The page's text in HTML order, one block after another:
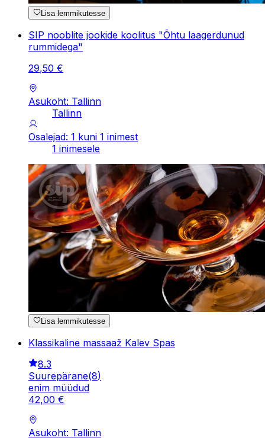
Lisa lemmikutesse
SIP nooblite jookide koolitus "Õhtu laagerdunud
rummidega"
29,50 €
Asukoht: Tallinn
Tallinn
Osalejad: 1 kuni 1 inimest
1 inimesele
Lisa lemmikutesse
Klassikaline massaaž Kalev Spas
8.3
Suurepärane(8)
enim müüdud
42,00 €
Asukoht: Tallinn